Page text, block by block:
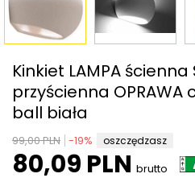
Kinkiet LAMPA ścienna
przyścienna
ball biała
99,00 PLN -19% oszczędzasz
80,09 PLN brutto